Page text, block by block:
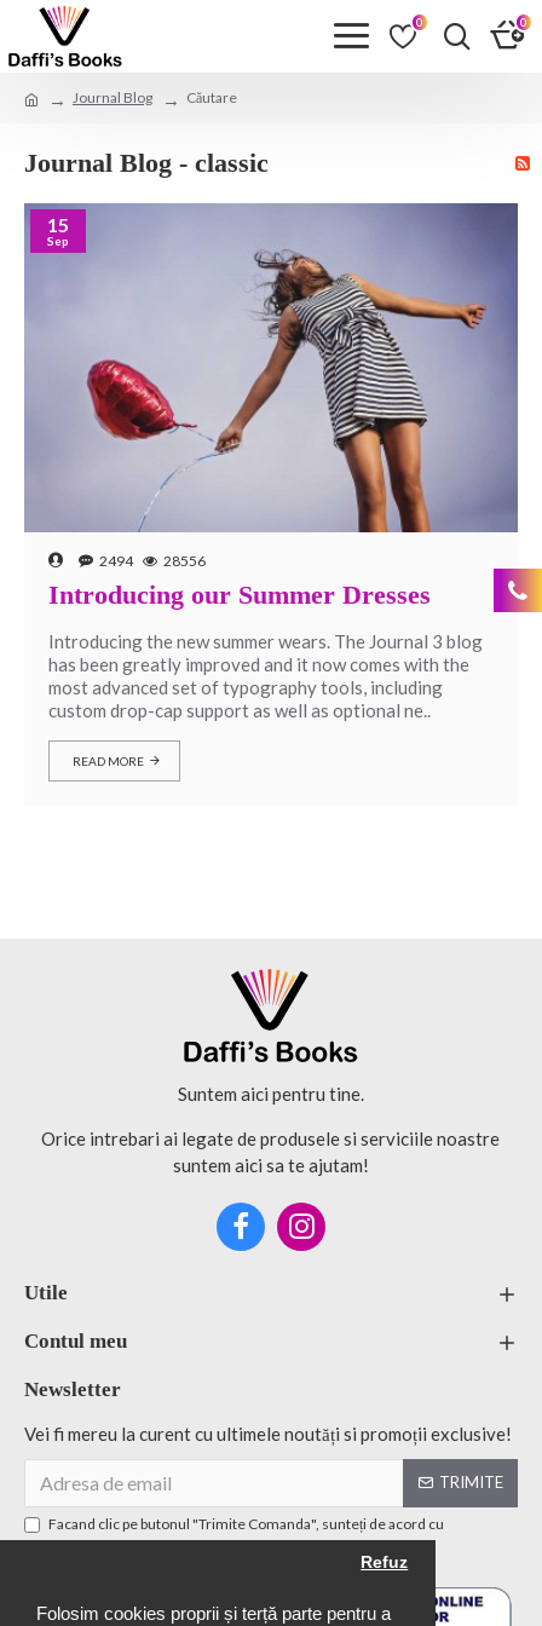
Folosim cookies proprii și terță parte pentru a
Refuz
0 0
Journal Blog Căutare
Journal Blog - classic
15
Sep
2494 28556
Introducing our Summer Dresses
Introducing the new summer wears. The Journal 3 blog
has been greatly improved and it now comes with the
most advanced set of typography tools, including
custom drop-cap support as well as optional ne..
READ MORE
Suntem aici pentru tine.
Orice intrebari ai legate de produsele si serviciile noastre
suntem aici sa te ajutam!
Utile
Contul meu
Newsletter
Vei fi mereu la curent cu ultimele noutăți si promoții exclusive!
TRIMITE
Facand clic pe butonul "Trimite Comanda", sunteți de acord cu
Politică de confidențialitate